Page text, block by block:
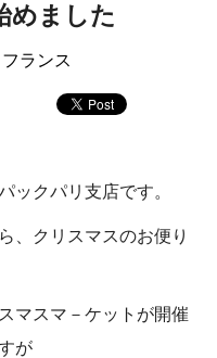
めました
フランス
クパリ支店です。
、クリスマスのお便り
マスマ－ケットが開催
が